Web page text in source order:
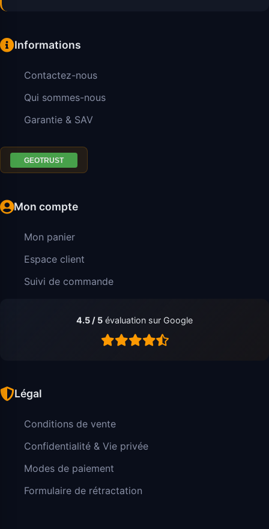
Informations
Contactez-nous
Qui sommes-nous
Garantie & SAV
Mon compte
Mon panier
Espace client
Suivi de commande
4.5 / 5 évaluation sur Google
Légal
Conditions de vente
Confidentialité & Vie privée
Modes de paiement
Formulaire de rétractation